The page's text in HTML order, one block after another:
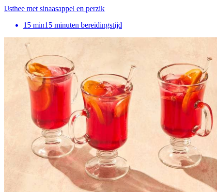
IJsthee met sinaasappel en perzik
15 min15 minuten bereidingstijd